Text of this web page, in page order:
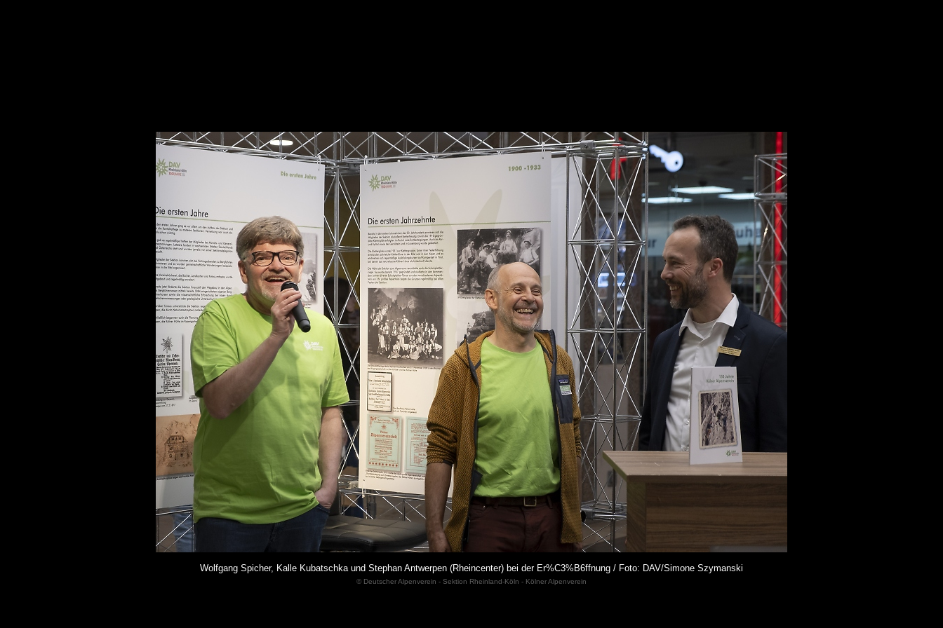
Wolfgang Spicher, Kalle Kubatschka und Stephan Antwerpen (Rheincenter) bei der Er%C3%B6ffnung / Foto: DAV/Simone Szymanski
© Deutscher Alpenverein - Sektion Rheinland-Köln - Kölner Alpenverein